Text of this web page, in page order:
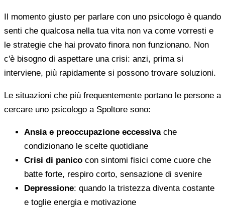
Il momento giusto per parlare con uno psicologo è quando
senti che qualcosa nella tua vita non va come vorresti e
le strategie che hai provato finora non funzionano. Non
c'è bisogno di aspettare una crisi: anzi, prima si
interviene, più rapidamente si possono trovare soluzioni.
Le situazioni che più frequentemente portano le persone a
cercare uno psicologo a Spoltore sono:
Ansia e preoccupazione eccessivache
condizionano le scelte quotidiane
Crisi di panico con sintomi fisici come cuore che
batte forte, respiro corto, sensazione di svenire
Depressione: quando la tristezza diventa costante
e toglie energia e motivazione